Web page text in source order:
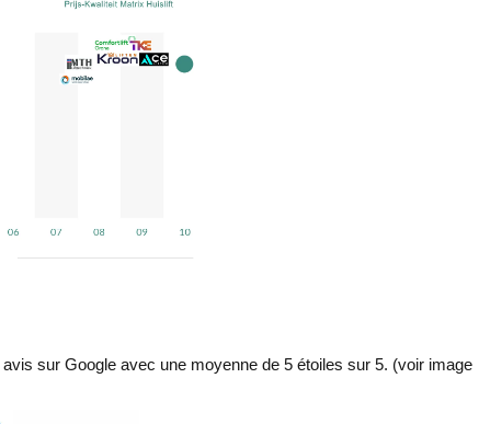
sur Google avec une moyenne de 5 étoiles sur 5. (voir image